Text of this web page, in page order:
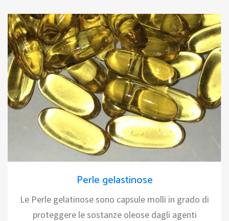
Perle gelastinose
Le Perle gelatinose sono capsule molli in grado di
proteggere le sostanze oleose dagli agenti